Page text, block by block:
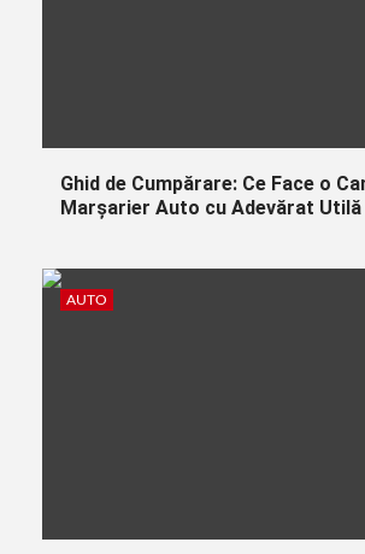
Ghid de Cumpărare: Ce Face o
Marșarier Auto cu Adevărat Utilă
AUTO